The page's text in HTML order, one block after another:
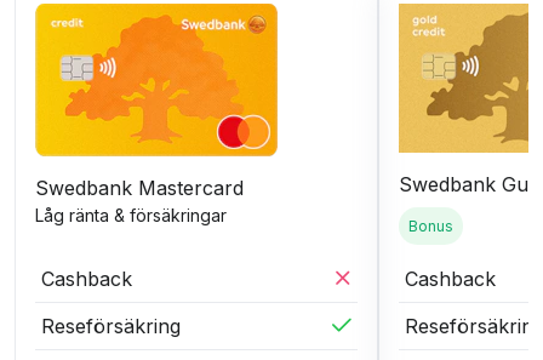
Swedbank Mastercard
Låg ränta & försäkringar
Cashback
Reseförsäkring
Swedbank Guld
Bonus
Cashback
Reseförsäkring